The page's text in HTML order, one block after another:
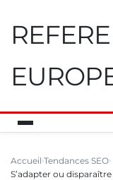
Accueil Tendances SEO
S’adapter ou